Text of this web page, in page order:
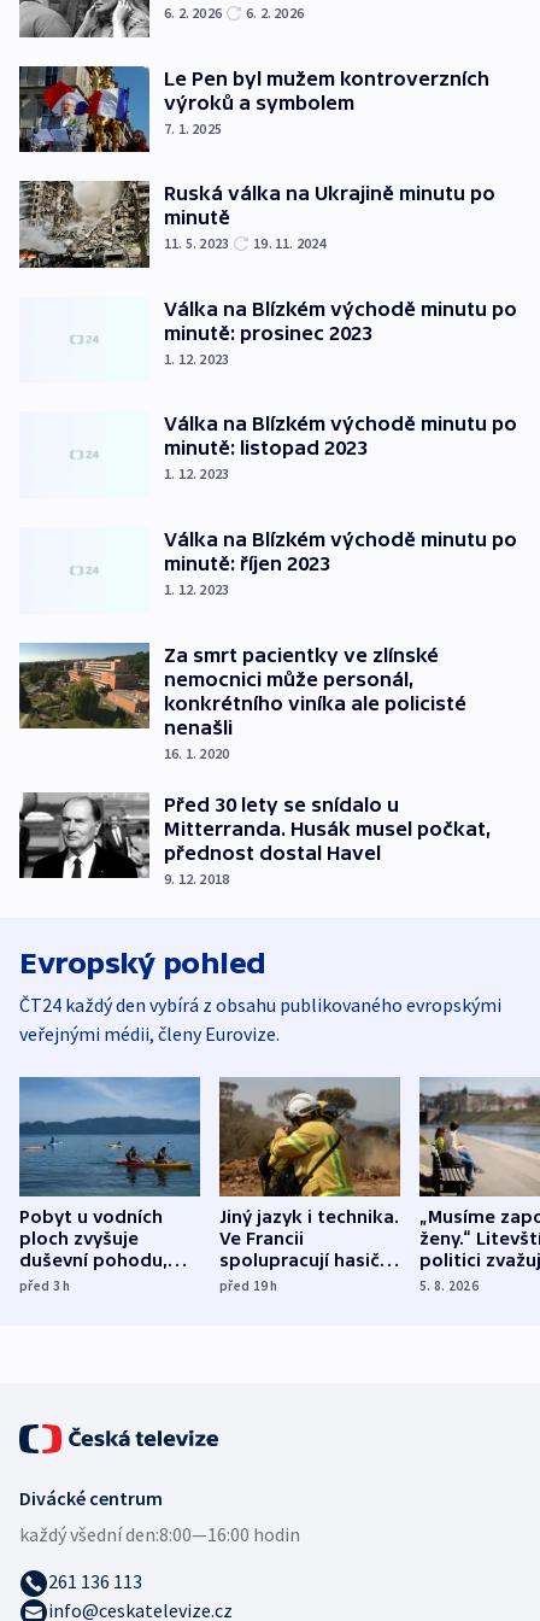
6. 2. 2026 6. 2. 2026
Le Pen byl mužem kontroverzních
výroků a symbolem
7. 1. 2025
Ruská válka na Ukrajině minutu po
minutě
11. 5. 2023 19. 11. 2024
Válka na Blízkém východě minutu po
minutě: prosinec 2023
1. 12. 2023
Válka na Blízkém východě minutu po
minutě: listopad 2023
1. 12. 2023
Válka na Blízkém východě minutu po
minutě: říjen 2023
1. 12. 2023
Za smrt pacientky ve zlínské
nemocnici může personál,
konkrétního viníka ale policisté
nenašli
16. 1. 2020
Před 30 lety se snídalo u
Mitterranda. Husák musel počkat,
přednost dostal Havel
9. 12. 2018
Evropský pohled
ČT24 každý den vybírá z obsahu publikovaného evropskými
veřejnými médii, členy Eurovize.
Pobyt u vodních
ploch zvyšuje
duševní pohodu,
ukázala
před 3h
Jiný jazyk i technika.
Ve Francii
spolupracují hasiči z
různých zemí
před 19h
„Musíme
ženy.“
politici
dohodu o
5. 8. 2026
Divácké centrum
každý všední den:8:00—16:00 hodin
261 136 113
info@ceskatelevize.cz